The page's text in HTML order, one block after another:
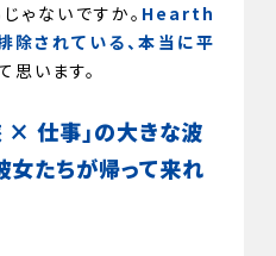
ゃないですか。 Hearth
されている、本当に平
思います。
仕事」の大きな波
女たちが帰って来れ